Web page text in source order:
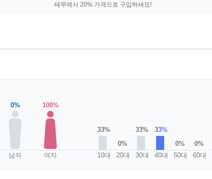
테무에서 20% 가격으로 구입하세요!
0%
남자
100%
여자
33%
10대
0%
20대
33%
30대
33%
40대
0%
50대
0%
60대